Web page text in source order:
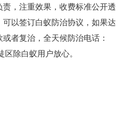
，注重效果，收费标准公开透
以签订白蚁防治协议，如果达
者复治，全天候防治电话：
除白蚁用户放心。